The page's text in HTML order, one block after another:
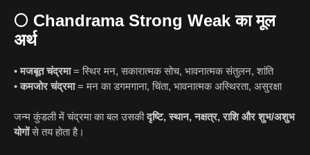
🌕 Chandrama Strong Weak का मूल
अर्थ
•मजबूत चंद्रमा= स्थिर मन, सकारात्मक सोच, भावनात्मक संतुलन, शांति
•कमजोर चंद्रमा= मन का डगमगाना, चिंता, भावनात्मक अस्थिरता, असुरक्षा
जन्म कुंडली में चंद्रमा का बल उसकीदृष्टि, स्थान, नक्षत्र, राशि और शुभ/अशुभ
योगोंसे तय होता है।